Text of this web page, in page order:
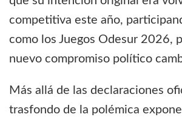
competitiva este año,
como los Juegos Odesur 2026,
nuevo compromiso político
Más allá de las declaraciones
trasfondo de la polémica